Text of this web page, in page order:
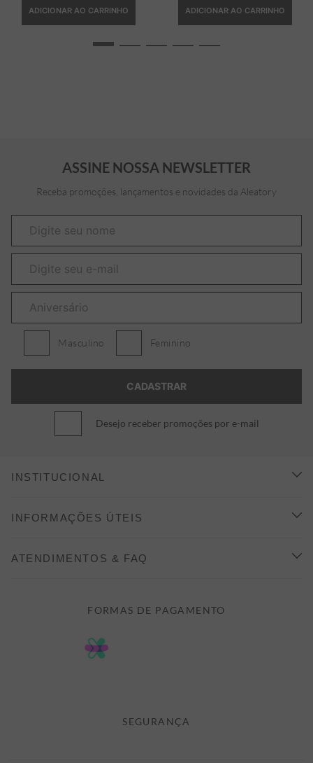
ADICIONAR AO CARRINHO ADICIONAR AO CARRINHO
ASSINE NOSSA NEWSLETTER
Receba promoções, lançamentos e novidades da Aleatory
Masculino Feminino
Desejo receber promoções por e-mail
INSTITUCIONAL
CONHEÇA A ALEATORY
INFORMAÇÕES ÚTEIS
FORMAS DE PAGAMENTO
POLÍTICA DE PRIVACIDADE
ATENDIMENTOS & FAQ
ATENDIMENTO@ALEATORYSTORE.COM.BR
FORMAS DE PAGAMENTO
SEGURANÇA